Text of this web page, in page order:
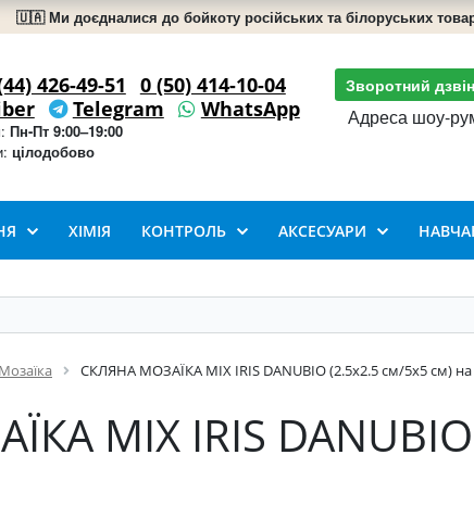
🇺🇦 Ми доєдналися до бойкоту російських та білоруських
426-49-51
0 (50) 414-10-04
Telegram WhatsApp
Пн-Пт 9:00–19:00
цілодобово
Зворотний
Адреса шоу-
ХІМІЯ КОНТРОЛЬ АКСЕСУАРИ
Мозаїка СКЛЯНА МОЗАЇКА MIX IRIS DANUBIO (2.5x2.5 см/5х5 см) на
MIX IRIS